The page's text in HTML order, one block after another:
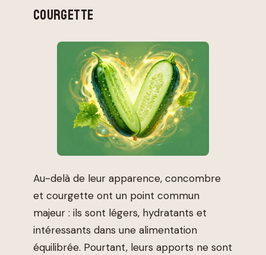
COURGETTE
Au-delà de leur apparence, concombre
et courgette ont un point commun
majeur : ils sont légers, hydratants et
intéressants dans une alimentation
équilibrée. Pourtant, leurs apports ne sont